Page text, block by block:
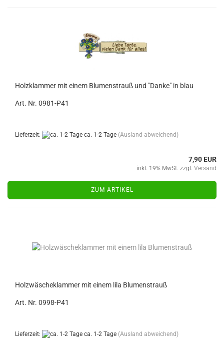
Holzklammer mit einem Blumenstrauß und "Danke" in blau
Art. Nr. 0981-P41
Lieferzeit: ca. 1-2 Tage (Ausland abweichend)
7,90 EUR
inkl. 19% MwSt. zzgl. Versand
ZUM ARTIKEL
Holzwäscheklammer mit einem lila Blumenstrauß
Art. Nr. 0998-P41
Lieferzeit: ca. 1-2 Tage (Ausland abweichend)